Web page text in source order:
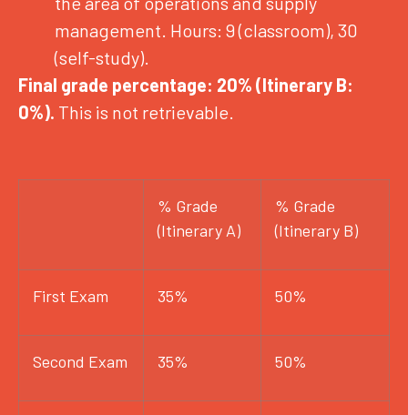
management. Hours: 9 (classroom), 30
(self-study).
Final grade percentage: 20% (Itinerary B:
0%). This is not retrievable.
% Grade
(Itinerary A)
% Grade
(Itinerary B)
First Exam 35% 50%
Second Exam 35% 50%